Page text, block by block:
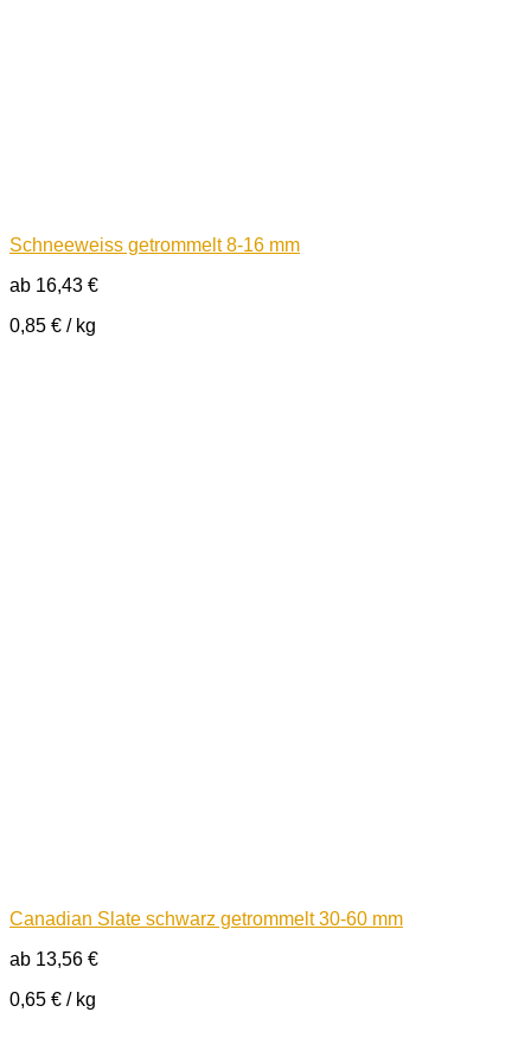
Schneeweiss getrommelt 8-16 mm
ab 16,43 €
0,85 € / kg
Canadian Slate schwarz getrommelt 30-60 mm
ab 13,56 €
0,65 € / kg